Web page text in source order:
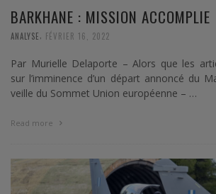
BARKHANE : MISSION ACCOMPLIE
ANALYSE FÉVRIER 16, 2022
Par Murielle Delaporte – Alors que les
sur l’imminence d’un départ annoncé du
veille du Sommet Union européenne – …
Read more